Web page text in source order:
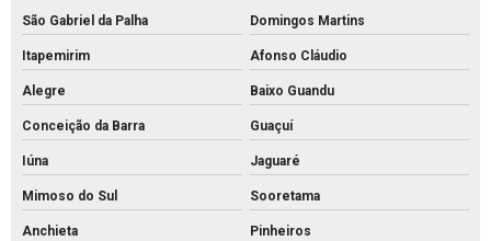
Mourões de concreto para alambrado
Mourões de concreto para cerca preço
Mourões de concreto para cerca valores
Mourões de concreto para cerca
Mourões de concreto curvo
Palanque de concreto 10x10
São Gabriel da Palha Domingos Martins
Itapemirim Afonso Cláudio
Alegre Baixo Guandu
Conceição da Barra Guaçuí
Iúna Jaguaré
Mimoso do Sul Sooretama
Anchieta Pinheiros